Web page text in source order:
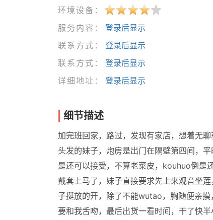
环境设备：
服务内容：
登录后显示
联系方式：
登录后显示
联系方式：
登录后显示
详细地址：
登录后显示
细节描述
加完班回家，路过，发现有家店，想着无
头发的妹子，炮房是出门在隔壁第四间，
是还可以接受，不算老菜皮，kouhuo倒是
戴套上马了，妹子直接要求先上来观音坐
子挺放的开，除了不能wutao，胸随便亲
要和我舌吻，最后出货一看时间，干了快